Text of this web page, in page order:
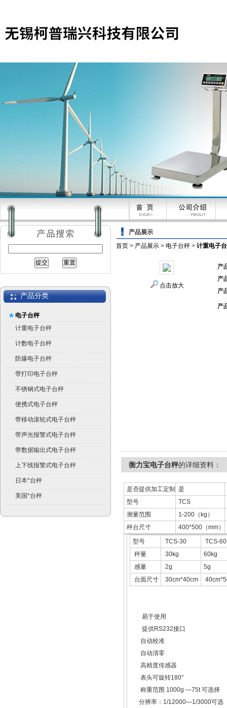
产品分类
电子台秤
计重电子台秤
计数电子台秤
防爆电子台秤
带打印电子台秤
不锈钢式电子台秤
便携式电子台秤
带移动滚轮式电子台秤
带声光报警式电子台秤
带数据输出式电子台秤
上下线报警式电子台秤
日本*台秤
美国*台秤
产品展示
首页 > 产品展示 > 电子台秤 > 计重电子
点击放大
产
产
产
产
衡力宝电子台秤的详细资料：
是否提供加工定制
是
型号
TCS
测量范围
1-200（kg）
秤台尺寸
400*500（mm）
型号
TCS-30
TCS-60
秤量
30kg
60kg
感量
2g
5g
台面尺寸
30cm*40cm
易于使用
提供RS232接口
自动校准
自动清零
高精度传感器
表头可旋转180°
称重范围 1000g —75t 可选择
分辨率：1/12000—1/3000可选